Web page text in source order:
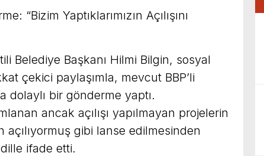
“Bizim Yaptıklarımızın Açılışını
Belediye Başkanı Hilmi Bilgin, sosyal
çekici paylaşımla, mevcut BBP’li
dolaylı bir gönderme yaptı.
ancak açılışı yapılmayan projelerin
gibi lanse edilmesinden
ifade etti.